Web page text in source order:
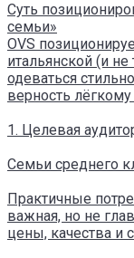
Суть
семьи»
OVS
итальянской (и
одеваться
верность
1. Целевая
Семьи среднего
Практичные
важная, но не
цены, качества и